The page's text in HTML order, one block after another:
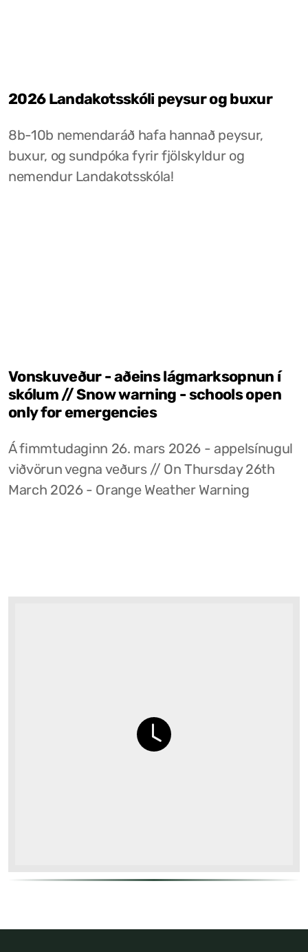
2026 Landakotsskóli peysur og buxur
8b-10b nemendaráð hafa hannað peysur,
buxur, og sundpóka fyrir fjölskyldur og
nemendur Landakotsskóla!
Vonskuveður - aðeins lágmarksopnun í
skólum // Snow warning - schools open
only for emergencies
Á fimmtudaginn 26. mars 2026 - appelsínugul
viðvörun vegna veðurs // On Thursday 26th
March 2026 - Orange Weather Warning